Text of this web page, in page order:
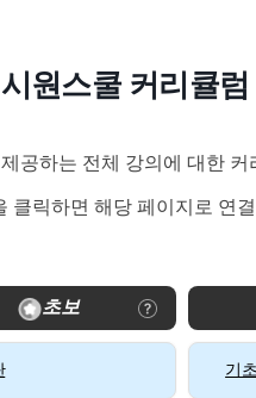
시원스쿨 커리큘럼
공하는 전체 강의에 대한 커
클릭하면 해당 페이지로 연
초보
기